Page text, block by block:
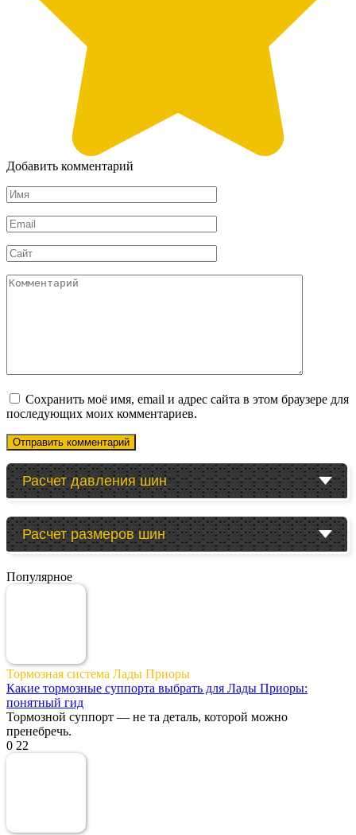
Добавить комментарий
Имя
*
Email
*
Сайт
Комментарий
Сохранить моё имя, email и адрес сайта в этом браузере для
последующих моих комментариев.
Расчет давления шин
Расчет размеров шин
Популярное
Тормозная система Лады Приоры
Какие тормозные суппорта выбрать для Лады Приоры:
понятный гид
Тормозной суппорт — не та деталь, которой можно
пренебречь.
0 22